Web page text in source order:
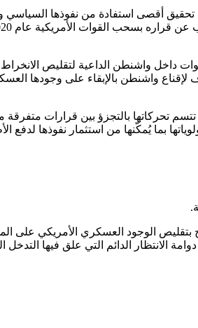
تحقيق أقصى استفادة من نفوذها
داخل واشنطن الداعية لتقليص
واشنطن بالإبقاء على وجودها
تحركاتها بالتجزؤ بين قرارات
بما يُمكّنها من استثمار نفوذها لدفع
بتقليص الوجود العسكري الأمريكي على
الانتظار الدائم التي علق فيها